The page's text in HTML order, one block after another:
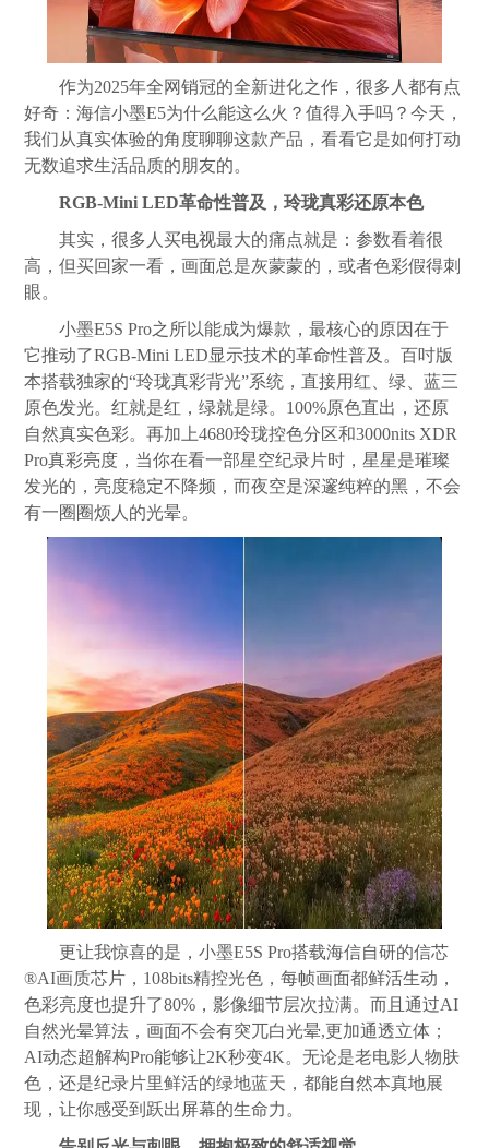
作为2025年全网销冠的全新进化之作，很多人都有点
好奇：海信小墨E5为什么能这么火？值得入手吗？今天，
我们从真实体验的角度聊聊这款产品，看看它是如何打动
无数追求生活品质的朋友的。
RGB-Mini LED革命性普及，玲珑真彩还原本色
其实，很多人买电视最大的痛点就是：参数看着很
高，但买回家一看，画面总是灰蒙蒙的，或者色彩假得刺
眼。
小墨E5S Pro之所以能成为爆款，最核心的原因在于
它推动了RGB-Mini LED显示技术的革命性普及。百吋版
本搭载独家的“玲珑真彩背光”系统，直接用红、绿、蓝三
原色发光。红就是红，绿就是绿。100%原色直出，还原
自然真实色彩。再加上4680玲珑控色分区和3000nits XDR
Pro真彩亮度，当你在看一部星空纪录片时，星星是璀璨
发光的，亮度稳定不降频，而夜空是深邃纯粹的黑，不会
有一圈圈烦人的光晕。
更让我惊喜的是，小墨E5S Pro搭载海信自研的信芯
®AI画质芯片，108bits精控光色，每帧画面都鲜活生动，
色彩亮度也提升了80%，影像细节层次拉满。而且通过AI
自然光晕算法，画面不会有突兀白光晕,更加通透立体；
AI动态超解构Pro能够让2K秒变4K。无论是老电影人物肤
色，还是纪录片里鲜活的绿地蓝天，都能自然本真地展
现，让你感受到跃出屏幕的生命力。